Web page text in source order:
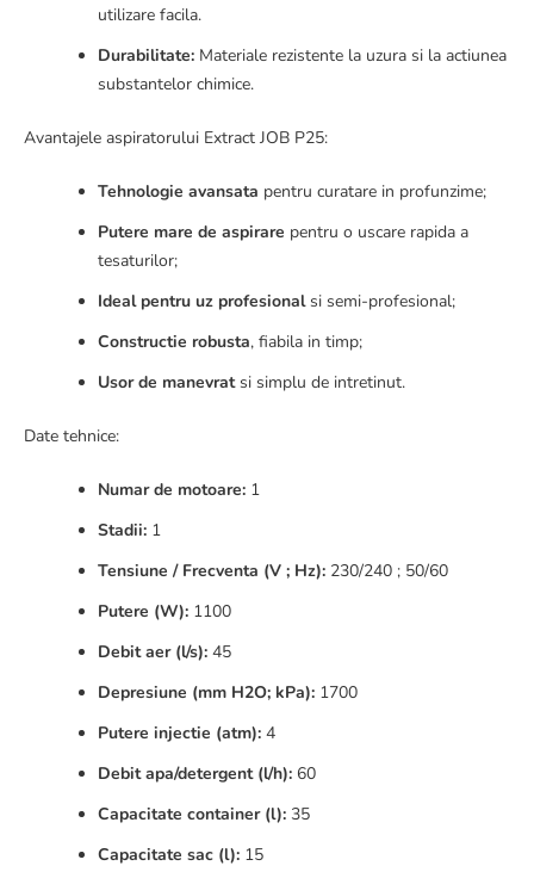
utilizare facila.
Durabilitate: Materiale rezistente la uzura si la actiunea
substantelor chimice.
Avantajele aspiratorului Extract JOB P25:
Tehnologie avansata pentru curatare in profunzime;
Putere mare de aspirare pentru o uscare rapida a
tesaturilor;
Ideal pentru uz profesionalsi semi-profesional;
Constructie robusta, fiabila in timp;
Usor de manevratsi simplu de intretinut.
Date tehnice:
Numar de motoare: 1
Stadii: 1
Tensiune / Frecventa (V ; Hz): 230/240 ; 50/60
Putere (W): 1100
Debit aer (l/s): 45
Depresiune (mm H2O; kPa): 1700
Putere injectie (atm): 4
Debit apa/detergent (l/h): 60
Capacitate container (l): 35
Capacitate sac (l): 15